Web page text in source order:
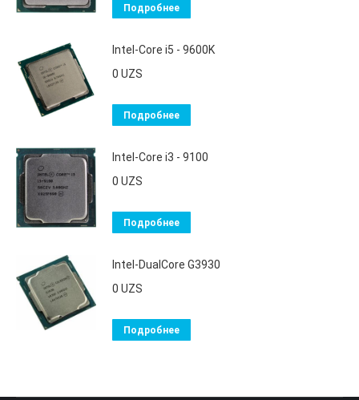
Подробнее
Intel-Core i5 - 9600K
0 UZS
Подробнее
Intel-Core i3 - 9100
0 UZS
Подробнее
Intel-DualCore G3930
0 UZS
Подробнее